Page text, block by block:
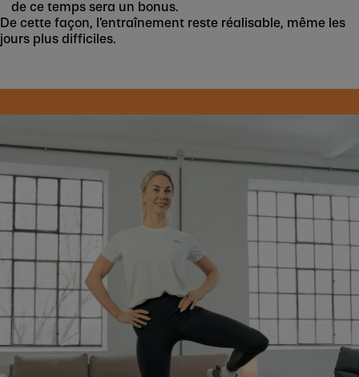
de ce temps sera un bonus.
De cette façon, l’entraînement reste réalisable, même les
jours plus difficiles.